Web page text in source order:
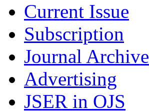
Current Issue
Subscription
Journal Archive
Advertising
JSER in OJS